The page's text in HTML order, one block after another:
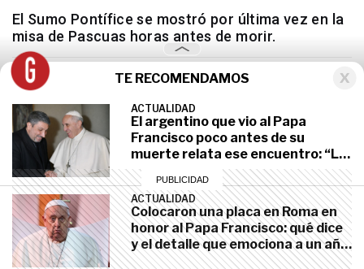
El Sumo Pontífice se mostró por última vez en la
misa de Pascuas horas antes de morir.
GALERÍAS abril 21, 2025
TE RECOMENDAMOS
ACTUALIDAD
El argentino que vio al Papa
Francisco poco antes de su
muerte relata ese encuentro: “Lo
traían en silla de ruedas, pero
mentalmente estaba lúcido"
ACTUALIDAD
Colocaron una placa en Roma en
honor al Papa Francisco: qué dice
y el detalle que emociona a un año
de su muerte